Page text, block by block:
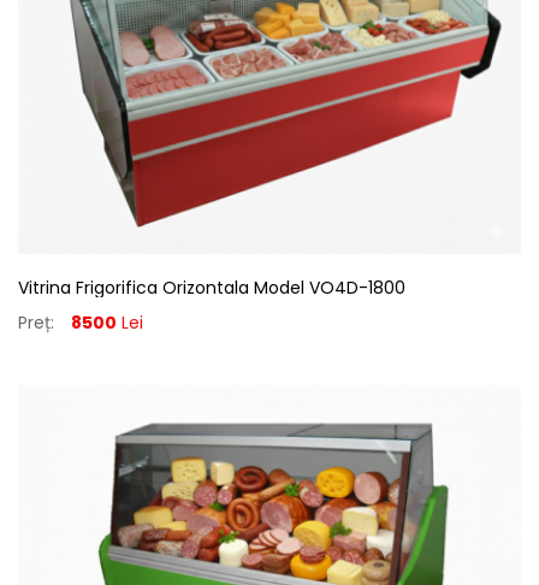
Vitrina Frigorifica Orizontala Model VO4D-1800
Preț:
8500 Lei